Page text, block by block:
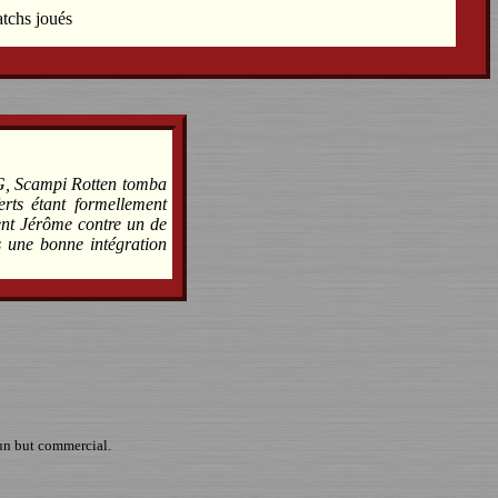
joués
Scampi Rotten tomba
étant formellement
Jérôme contre un de
une bonne intégration
but commercial.